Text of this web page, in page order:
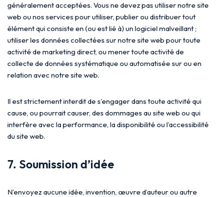
généralement acceptées. Vous ne devez pas utiliser notre site
web ou nos services pour utiliser, publier ou distribuer tout
élément qui consiste en (ou est lié à) un logiciel malveillant ;
utiliser les données collectées sur notre site web pour toute
activité de marketing direct, ou mener toute activité de
collecte de données systématique ou automatisée sur ou en
relation avec notre site web.
Il est strictement interdit de s’engager dans toute activité qui
cause, ou pourrait causer, des dommages au site web ou qui
interfère avec la performance, la disponibilité ou l’accessibilité
du site web.
7. Soumission d’idée
N’envoyez aucune idée, invention, œuvre d’auteur ou autre